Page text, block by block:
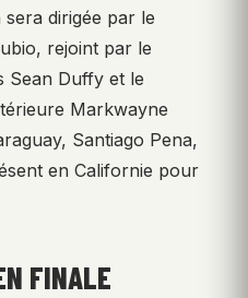
dirigée par le
rejoint par le
Sean Duffy et le
Markwayne
Santiago Pena,
en Californie pour
FINALE